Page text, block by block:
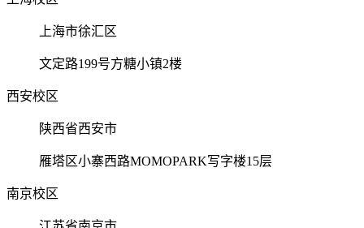
上海市徐汇区
文定路199号方糖小镇2楼
西安校区
陕西省西安市
雁塔区小寨西路MOMOPARK写字楼15层
南京校区